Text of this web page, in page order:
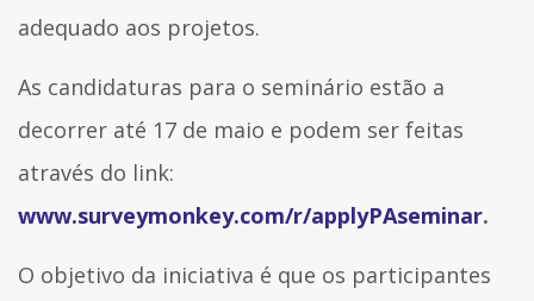
adequado aos projetos.
As candidaturas para o seminário estão a
decorrer até 17 de maio e podem ser feitas
através do link:
www.surveymonkey.com/r/applyPAseminar.
O objetivo da iniciativa é que os participantes